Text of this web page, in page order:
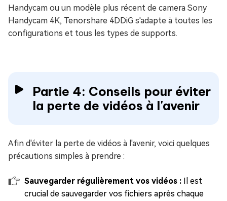
Handycam ou un modèle plus récent de camera Sony
Handycam 4K, Tenorshare 4DDiG s'adapte à toutes les
configurations et tous les types de supports.
Partie 4: Conseils pour éviter
la perte de vidéos à l'avenir
Afin d'éviter la perte de vidéos à l'avenir, voici quelques
précautions simples à prendre :
Sauvegarder régulièrement vos vidéos : Il est
crucial de sauvegarder vos fichiers après chaque